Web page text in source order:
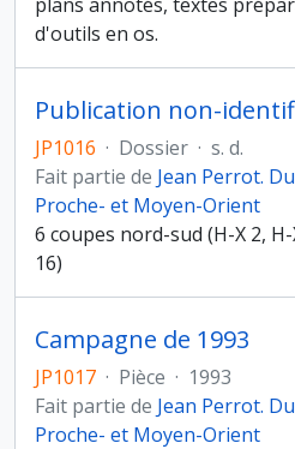
d'outils en os.
JP1016 · Dossier · s. d.
Fait partie de Jean Perrot.
Proche- et Moyen-Orient
6 coupes nord-sud (H-X 2, H-
16)
Campagne de 1993
JP1017 · Pièce · 1993
Fait partie de Jean Perrot.
Proche- et Moyen-Orient